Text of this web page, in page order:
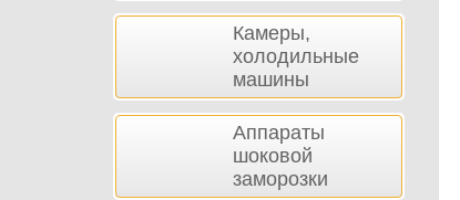
Камеры,
холодильные
машины
Аппараты
шоковой
заморозки